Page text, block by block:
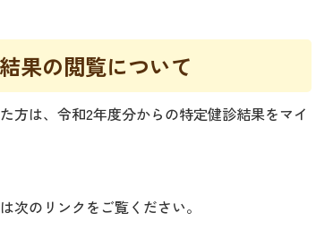
果の閲覧について
方は、令和2年度分からの特定健診結果をマイ
次のリンクをご覧ください。